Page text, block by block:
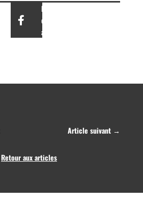
Partagez
cet
article
Article suivant →
Retour aux articles